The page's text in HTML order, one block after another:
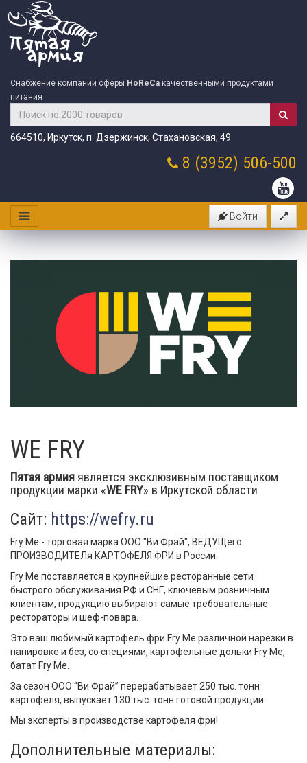
Снабжение компаний сферы HoReCa качественными продуктами
питания
664510, Иркутск, п. Дзержинск, Стахановская, 49
8 (3952) 506-500
Войти
WE FRY
Пятая армияявляется эксклюзивным поставщиком
продукции марки «WE FRY» в Иркутской области
Сайт: https://wefry.ru
Fry Me - торговая марка ООО "Ви Фрай", ВЕДУЩего
ПРОИЗВОДИТЕЛя КАРТОФЕЛЯ ФРИ в России.
Fry Me поставляется в крупнейшие ресторанные сети
быстрого обслуживания РФ и СНГ, ключевым розничным
клиентам, продукцию выбирают самые требовательные
рестораторы и шеф-повара.
Это ваш любимый картофель фри Fry Me различной нарезки в
панировке и без, со специями, картофельные дольки Fry Me,
батат Fry Me.
За сезон ООО “Ви Фрай” перерабатывает 250 тыс. тонн
картофеля, выпускает 130 тыс. тонн готовой продукции.
Мы эксперты в производстве картофеля фри!
Дополнительные материалы: